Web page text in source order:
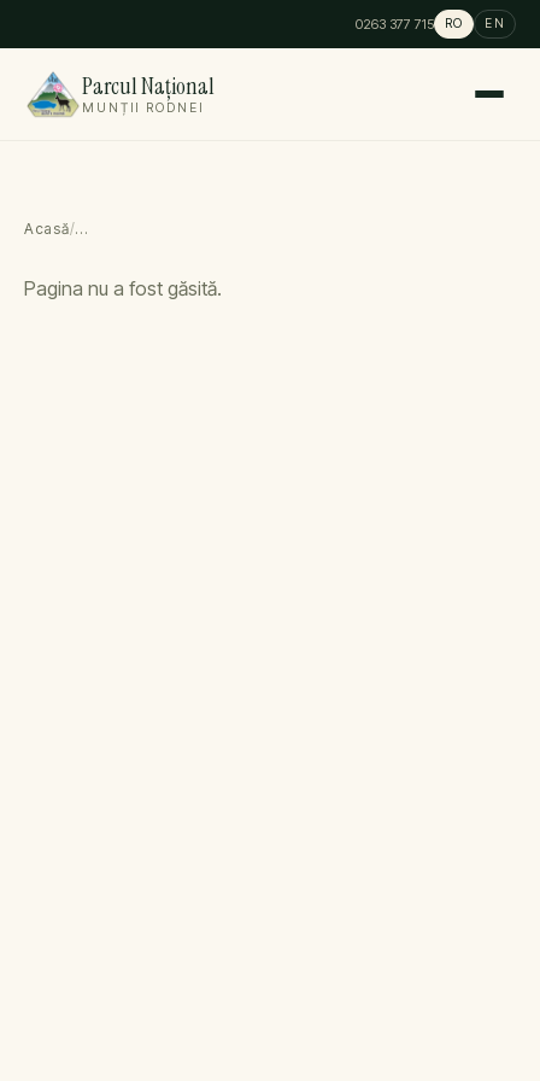
0263 377 715 RO EN
Parcul Național
MUNȚII RODNEI
Acasă/…
Pagina nu a fost găsită.